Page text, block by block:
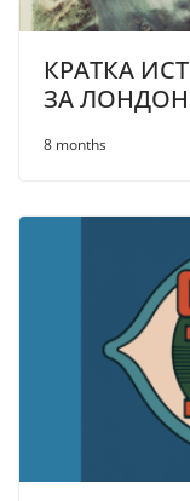
КРАТКА
ЗА ЛОНДОН
8 months